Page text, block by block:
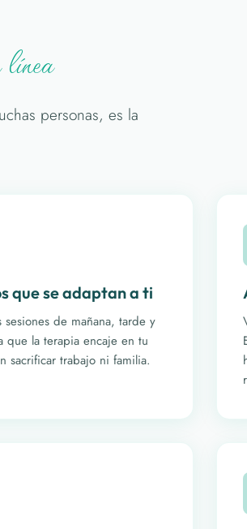
personas, es la
que se adaptan a ti
sesiones de mañana, tarde y
que la terapia encaje en tu
sacrificar trabajo ni familia.